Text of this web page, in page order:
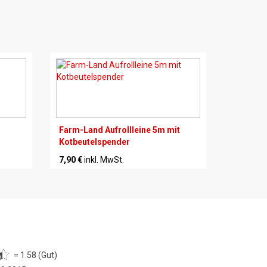
Farm-Land Aufrollleine 5m mit
Kotbeutelspender
7,90 € inkl. MwSt.
= 1.58 (Gut)